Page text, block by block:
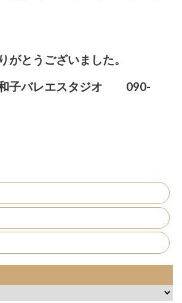
がとうございました。
子バレエスタジオ 090-